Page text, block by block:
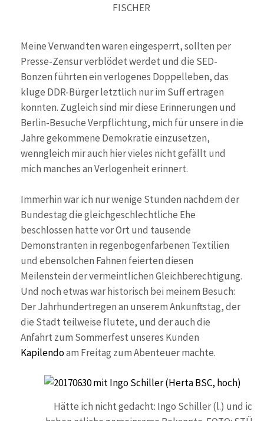
FISCHER
Meine Verwandten waren eingesperrt, sollten per
Presse-Zensur verblödet werdet und die SED-
Bonzen führten ein verlogenes Doppelleben, das
kluge DDR-Bürger letztlich nur im Suff ertragen
konnten. Zugleich sind mir diese Erinnerungen und
Berlin-Besuche Verpflichtung, mich für unsere in die
Jahre gekommene Demokratie einzusetzen,
wenngleich mir auch hier vieles nicht gefällt und
mich manches an Verlogenheit erinnert.
Immerhin war ich nur wenige Stunden nachdem der
Bundestag die gleichgeschlechtliche Ehe
beschlossen hatte vor Ort und tausende
Demonstranten in regenbogenfarbenen Textilien
und ebensolchen Fahnen feierten diesen
Meilenstein der vermeintlichen Gleichberechtigung.
Und noch etwas war historisch bei meinem Besuch:
Der Jahrhundertregen an unserem Ankunftstag, der
die Stadt teilweise flutete, und der auch die
Anfahrt zum Sommerfest unseres Kunden
Kapilendoam Freitag zum Abenteuer machte.
Hätte ich nicht gedacht: Ingo Schiller (l.) und ich